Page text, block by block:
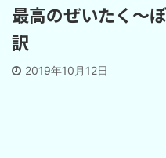
最高のぜいたく～
訳
2019年10月12日